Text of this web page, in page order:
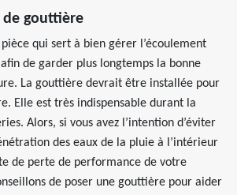
de gouttière
qui sert à bien gérer l’écoulement
de garder plus longtemps la bonne
La gouttière devrait être installée pour
Elle est très indispensable durant la
Alors, si vous avez l’intention d’éviter
des eaux de la pluie à l’intérieur
de perte de performance de votre
de poser une gouttière pour aider